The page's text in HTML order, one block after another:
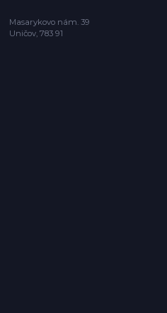
Masarykovo nám. 39
Uničov, 783 91